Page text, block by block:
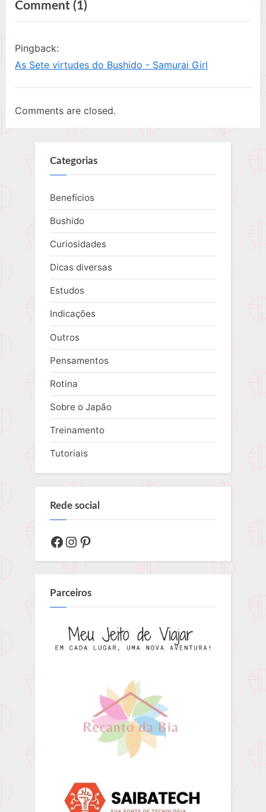
Post
v
i
u
s
P
x
t
s
t
Comment (1)
“Você
a
nos
Pingback:
As Sete virtudes do Bushido - Samurai Girl
Comments are closed.
Categorias
Benefícios
Bushido
Curiosidades
Dicas diversas
Estudos
Indicações
Outros
Pensamentos
Rotina
Sobre o Japão
Treinamento
Tutoriais
Rede social
Facebook
Instagram
Pinterest
Parceiros